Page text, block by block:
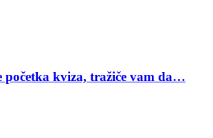
početka kviza, tražiče vam da…